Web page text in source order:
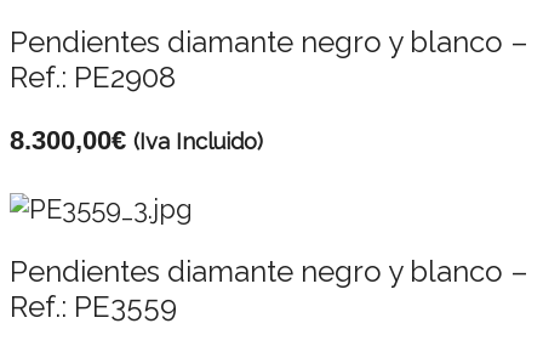
Pendientes diamante negro y blanco –
Ref.: PE2908
8.300,00€ (Iva Incluido)
Pendientes diamante negro y blanco –
Ref.: PE3559